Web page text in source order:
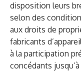
disposition leurs
selon des
aux droits de
fabricants
à la participation
concédants